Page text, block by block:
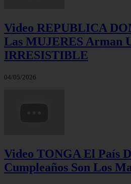
Video REPUBLICA
Las MUJERES Arman
IRRESISTIBLE
04/05/2026
Video TONGA El País
Cumpleaños Son Los